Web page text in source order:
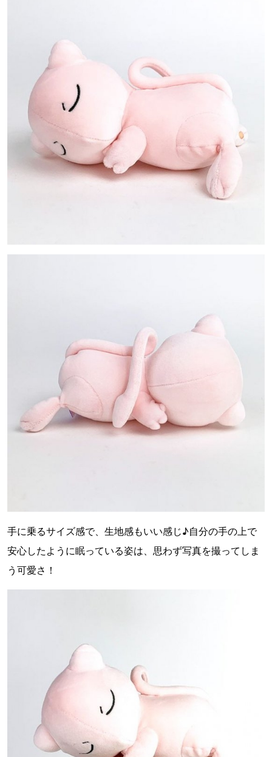
手に乗るサイズ感で、生地感もいい感じ♪自分の手の上で
安心したように眠っている姿は、思わず写真を撮ってしま
う可愛さ！